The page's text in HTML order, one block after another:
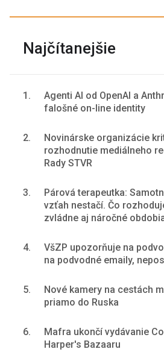
Najčítanejšie
1.
Agenti AI od OpenAI a
falošné on-line identity
2.
Novinárske organizácie
rozhodnutie mediálneho
Rady STVR
3.
Párová terapeutka:
vzťah nestačí. Čo
zvládne aj náročné
4.
VšZP upozorňuje na
na podvodné emaily,
5.
Nové kamery na cestách
priamo do Ruska
6.
Mafra ukončí vydávanie
Harper's Bazaaru